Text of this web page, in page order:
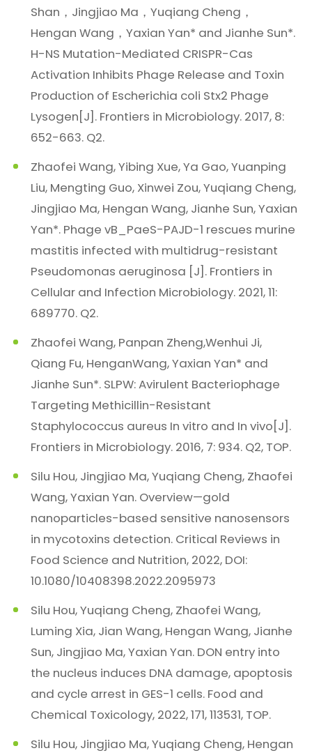
Shan，Jingjiao Ma，Yuqiang Cheng，
Hengan Wang，Yaxian Yan* and Jianhe Sun*.
H-NS Mutation-Mediated CRISPR-Cas
Activation Inhibits Phage Release and Toxin
Production of Escherichia coli Stx2 Phage
Lysogen[J]. Frontiers in Microbiology. 2017, 8:
652-663. Q2.
Zhaofei Wang, Yibing Xue, Ya Gao, Yuanping
Liu, Mengting Guo, Xinwei Zou, Yuqiang Cheng,
Jingjiao Ma, Hengan Wang, Jianhe Sun, Yaxian
Yan*. Phage vB_PaeS-PAJD-1 rescues murine
mastitis infected with multidrug-resistant
Pseudomonas aeruginosa [J]. Frontiers in
Cellular and Infection Microbiology. 2021, 11:
689770. Q2.
Zhaofei Wang, Panpan Zheng,Wenhui Ji,
Qiang Fu, HenganWang, Yaxian Yan* and
Jianhe Sun*. SLPW: Avirulent Bacteriophage
Targeting Methicillin-Resistant
Staphylococcus aureus In vitro and In vivo[J].
Frontiers in Microbiology. 2016, 7: 934. Q2, TOP.
Silu Hou, Jingjiao Ma, Yuqiang Cheng, Zhaofei
Wang, Yaxian Yan. Overview—gold
nanoparticles-based sensitive nanosensors
in mycotoxins detection. Critical Reviews in
Food Science and Nutrition, 2022, DOI:
10.1080/10408398.2022.2095973
Silu Hou, Yuqiang Cheng, Zhaofei Wang,
Luming Xia, Jian Wang, Hengan Wang, Jianhe
Sun, Jingjiao Ma, Yaxian Yan. DON entry into
the nucleus induces DNA damage, apoptosis
and cycle arrest in GES-1 cells. Food and
Chemical Toxicology, 2022, 171, 113531, TOP.
Silu Hou, Jingjiao Ma, Yuqiang Cheng, Hengan